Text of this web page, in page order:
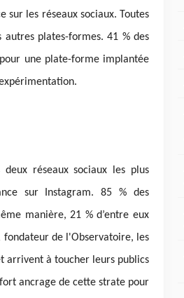
sur les réseaux sociaux. Toutes
plates-formes. 41 % des
une plate-forme implantée
réseaux sociaux les plus
sur Instagram. 85 % des
manière, 21 % d’entre eux
fondateur de l'Observatoire, les
arrivent à toucher leurs publics
ancrage de cette strate pour